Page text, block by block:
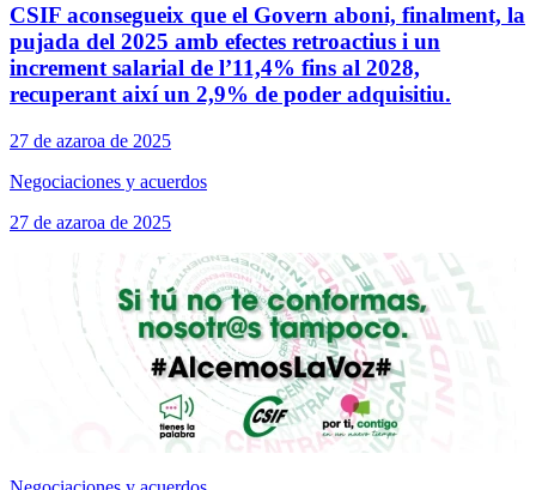
CSIF aconsegueix que el Govern aboni, finalment, la
pujada del 2025 amb efectes retroactius i un
increment salarial de l’11,4% fins al 2028,
recuperant així un 2,9% de poder adquisitiu.
27 de azaroa de 2025
Negociaciones y acuerdos
27 de azaroa de 2025